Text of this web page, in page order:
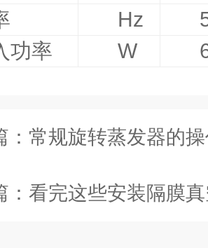
Hz
功率
W
： 常规旋转蒸发器的
看完这些安装隔膜